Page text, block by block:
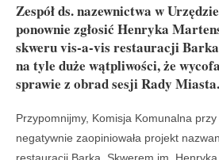
Zespół ds. nazewnictwa w
ponownie zgłosić Henryka
skweru vis-a-vis restauracji
na tyle duże wątpliwości, że
sprawie z obrad sesji Rady Miasta.
Przypomnijmy, Komisja Komunalna
negatywnie zaopiniowała projekt